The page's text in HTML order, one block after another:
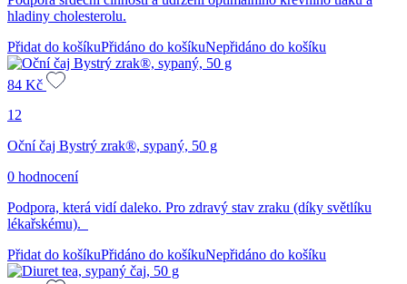
hladiny cholesterolu.
Přidat do košíkuPřidáno do košíkuNepřidáno do košíku
84 Kč
12
Oční čaj Bystrý zrak®, sypaný, 50 g
0 hodnocení
Podpora, která vidí daleko. Pro zdravý stav zraku (díky světlíku
lékařskému).
Přidat do košíkuPřidáno do košíkuNepřidáno do košíku